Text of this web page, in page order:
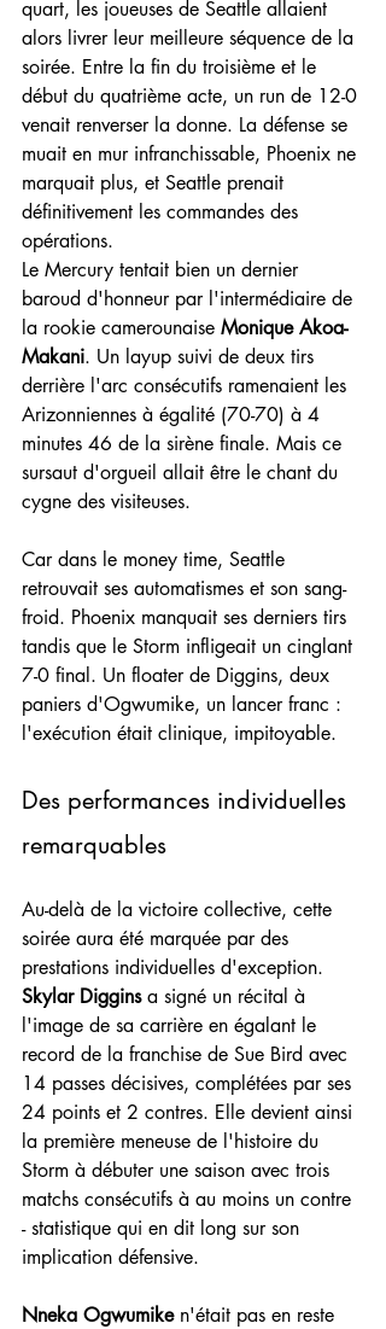
quart, les joueuses de Seattle allaient
alors livrer leur meilleure séquence de la
soirée. Entre la fin du troisième et le
début du quatrième acte, un run de 12-0
venait renverser la donne. La défense se
muait en mur infranchissable, Phoenix ne
marquait plus, et Seattle prenait
définitivement les commandes des
opérations.
Le Mercury tentait bien un dernier
baroud d'honneur par l'intermédiaire de
la rookie camerounaise Monique Akoa-
Makani. Un layup suivi de deux tirs
derrière l'arc consécutifs ramenaient les
Arizonniennes à égalité (70-70) à 4
minutes 46 de la sirène finale. Mais ce
sursaut d'orgueil allait être le chant du
cygne des visiteuses.
Car dans le money time, Seattle
retrouvait ses automatismes et son sang-
froid. Phoenix manquait ses derniers tirs
tandis que le Storm infligeait un cinglant
7-0 final. Un floater de Diggins, deux
paniers d'Ogwumike, un lancer franc :
l'exécution était clinique, impitoyable.
Des performances individuelles
remarquables
Au-delà de la victoire collective, cette
soirée aura été marquée par des
prestations individuelles d'exception.
Skylar Diggins a signé un récital à
l'image de sa carrière en égalant le
record de la franchise de Sue Bird avec
14 passes décisives, complétées par ses
24 points et 2 contres. Elle devient ainsi
la première meneuse de l'histoire du
Storm à débuter une saison avec trois
matchs consécutifs à au moins un contre
- statistique qui en dit long sur son
implication défensive.
Nneka Ogwumike n'était pas en reste